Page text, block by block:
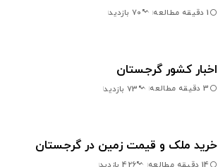
1 دقیقه مطالعه 70 بازدید
اخبار کشور گرجستان
3 دقیقه مطالعه 73 بازدید
خرید ملک و قیمت زمین در گرجستان
14 دقیقه مطالعه